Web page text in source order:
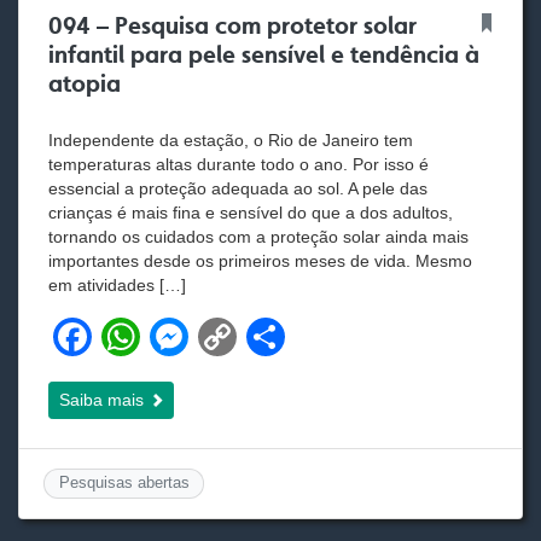
094 – Pesquisa com protetor solar
infantil para pele sensível e tendência à
atopia
Independente da estação, o Rio de Janeiro tem
temperaturas altas durante todo o ano. Por isso é
essencial a proteção adequada ao sol. A pele das
crianças é mais fina e sensível do que a dos adultos,
tornando os cuidados com a proteção solar ainda mais
importantes desde os primeiros meses de vida. Mesmo
em atividades […]
F
a
c
e
b
o
W
h
at
s
A
p
M
e
n
g
C
y
n
e
Saiba mais
Pesquisas abertas